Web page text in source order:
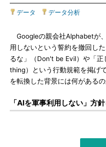
データ データ分析
Googleの親会社Alphabetが
用しないという誓約を撤回し
るな」（Don't be Evil）や「
thing）という行動規範を掲げ
を転換した背景には何があるの
「AIを軍事利用しない」方